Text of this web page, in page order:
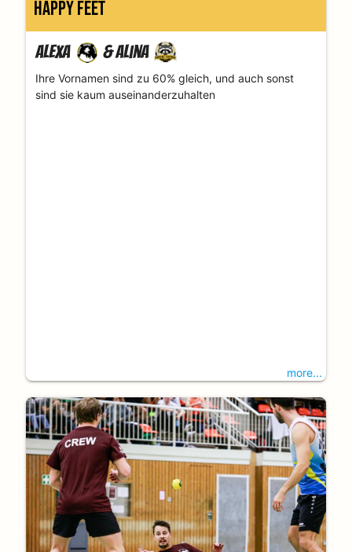
Happy Feet
Alexa &Alina
Ihre Vornamen sind zu 60% gleich, und auch sonst
sind sie kaum auseinanderzuhalten
more...